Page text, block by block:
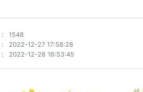
1548
2022-12-27 17:58:28
2022-12-28 16:53:45